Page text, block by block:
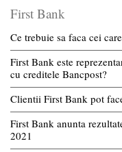
First Bank
Ce trebuie sa faca cei
First Bank este
cu creditele Bancpost?
Clientii First Bank pot
First Bank anunta
2021